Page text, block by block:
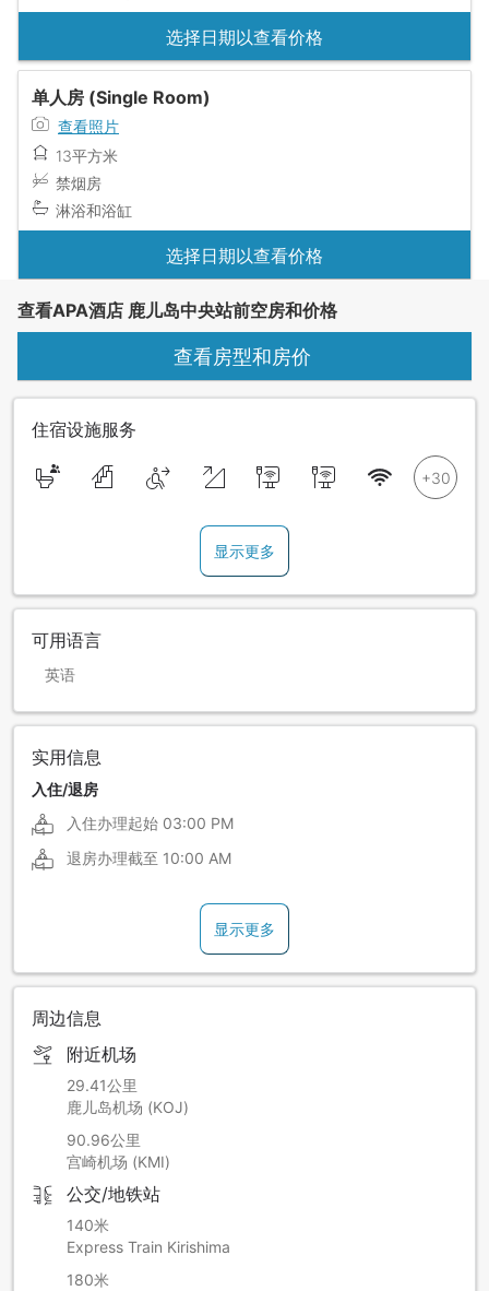
选择日期以查看价格
单人房 (Single Room)
查看照片
13平方米
禁烟房
淋浴和浴缸
选择日期以查看价格
查看APA酒店 鹿儿岛中央站前空房和价格
查看房型和房价
住宿设施服务
显示更多
可用语言
英语
实用信息
入住/退房
入住办理起始 03:00 PM
退房办理截至 10:00 AM
显示更多
周边信息
附近机场
29.41公里
鹿儿岛机场 (KOJ)
90.96公里
宫崎机场 (KMI)
公交/地铁站
140米
Express Train Kirishima
180米